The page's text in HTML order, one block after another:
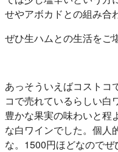
せやアボカドとの組み合
ぜひ生ハムとの生活をご
あっそういえばコストコ
コで売れているらしい白
豊かな果実の味わいと程
な白ワインでした。個人
な。1500円ほどなので